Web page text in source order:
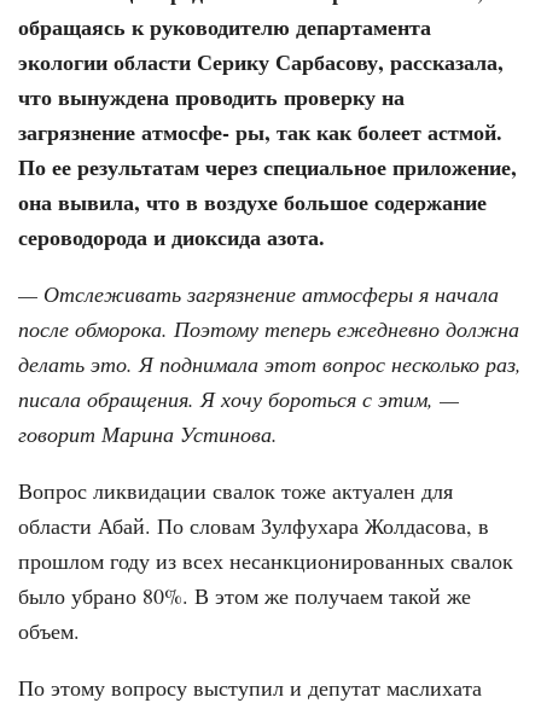
обращаясь к руководителю департамента
экологии области Серику Сарбасову, рассказала,
что вынуждена проводить проверку на
загрязнение атмосфе- ры, так как болеет астмой.
По ее результатам через специальное приложение,
она вывила, что в воздухе большое содержание
сероводорода и диоксида азота.
— Отслеживать загрязнение атмосферы я начала
после обморока. Поэтому теперь ежедневно должна
делать это. Я поднимала этот вопрос несколько раз,
писала обращения. Я хочу бороться с этим, —
говорит Марина Устинова.
Вопрос ликвидации свалок тоже актуален для
области Абай. По словам Зулфухара Жолдасова, в
прошлом году из всех несанкционированных свалок
было убрано 80%. В этом же получаем такой же
объем.
По этому вопросу выступил и депутат маслихата